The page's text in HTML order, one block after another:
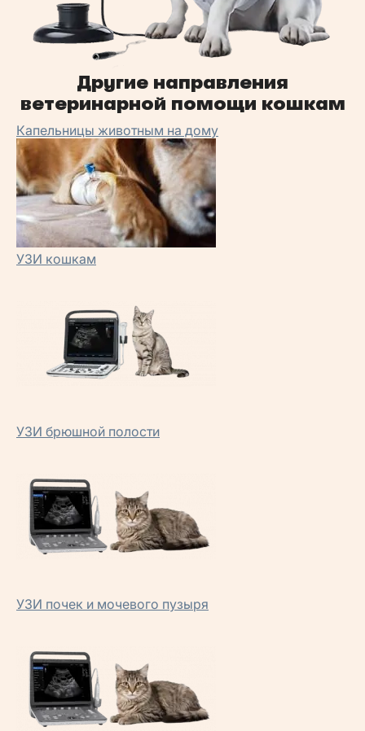
Другие направления
ветеринарной помощи кошкам
Капельницы животным на дому
УЗИ кошкам
УЗИ брюшной полости
УЗИ почек и мочевого пузыря